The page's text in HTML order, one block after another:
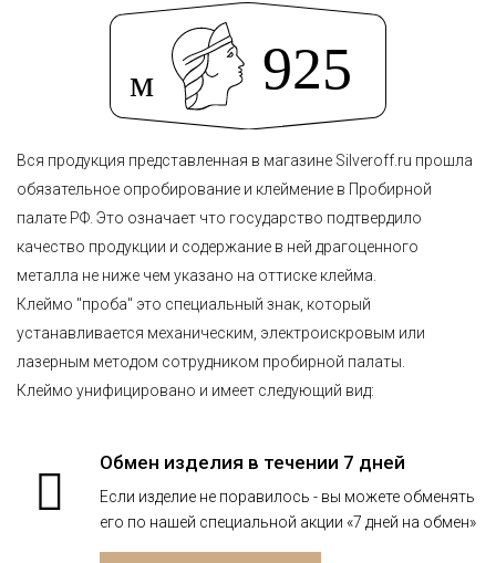
Вся продукция представленная в магазине Silveroff.ru прошла
обязательное опробирование и клеймение в Пробирной
палате РФ. Это означает что государство подтвердило
качество продукции и содержание в ней драгоценного
металла не ниже чем указано на оттиске клейма.
Клеймо "проба" это специальный знак, который
устанавливается механическим, электроискровым или
лазерным методом сотрудником пробирной палаты.
Клеймо унифицировано и имеет следующий вид:
Обмен изделия в течении 7 дней
Если изделие не поравилось - вы можете обменять
его по нашей специальной акции «7 дней на обмен»